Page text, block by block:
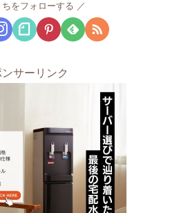
ちをフォローする
ンサーリンク